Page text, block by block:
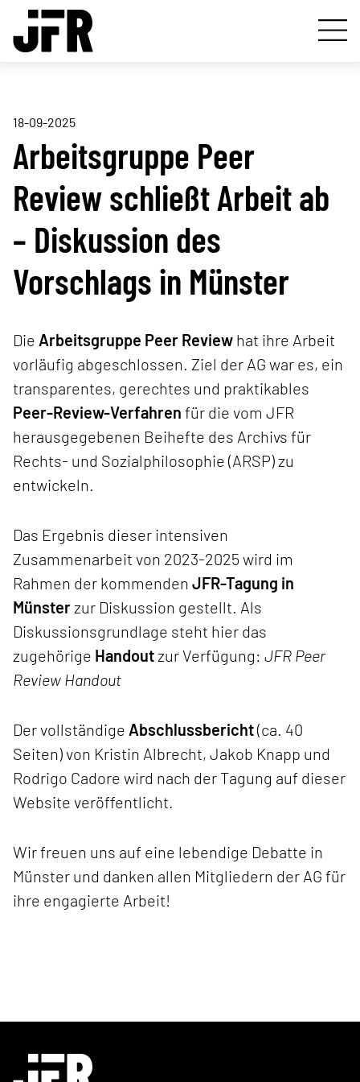
18-09-2025
Arbeitsgruppe Peer
Review schließt Arbeit ab
– Diskussion des
Vorschlags in Münster
Die Arbeitsgruppe Peer Review hat ihre Arbeit
vorläufig abgeschlossen. Ziel der AG war es, ein
transparentes, gerechtes und praktikables
Peer-Review-Verfahren für die vom JFR
herausgegebenen Beihefte des Archivs für
Rechts- und Sozialphilosophie (ARSP) zu
entwickeln.
Das Ergebnis dieser intensiven
Zusammenarbeit von 2023-2025 wird im
Rahmen der kommenden JFR-Tagung in
Münsterzur Diskussion gestellt. Als
Diskussionsgrundlage steht hier das
zugehörige Handoutzur Verfügung: JFR Peer
Review Handout
Der vollständige Abschlussbericht(ca. 40
Seiten) von Kristin Albrecht, Jakob Knapp und
Rodrigo Cadore wird nach der Tagung auf dieser
Website veröffentlicht.
Wir freuen uns auf eine lebendige Debatte in
Münster und danken allen Mitgliedern der AG für
ihre engagierte Arbeit!